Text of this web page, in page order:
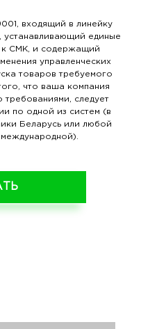
входящий в линейку
устанавливающий единые
к СМК, и содержащий
управленческих
товаров требуемого
что ваша компания
требованиями, следует
по одной из систем (в
Беларусь или любой